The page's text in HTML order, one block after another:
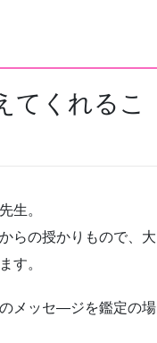
てくれるこ
生。
らの授かりもので、大
す。
メッセ―ジを鑑定の場